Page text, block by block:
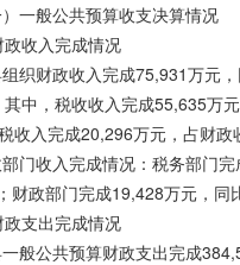
般公共预算收支决算情况
收入完成情况
财政收入完成75,931万元，
中，税收收入完成55,635万
收入完成20,296万元，占财政
收入完成情况：税务部门完
财政部门完成19,428万元，同
支出完成情况
公共预算财政支出完成